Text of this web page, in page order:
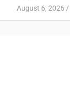
August 6, 2026